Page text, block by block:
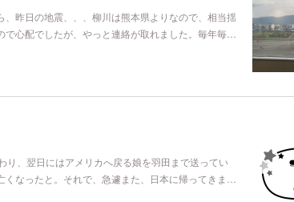
昨日の地震、、、柳川は熊本県よりなので、相当揺
心配でしたが、やっと連絡が取れました。毎年毎…
、翌日にはアメリカへ戻る娘を羽田まで送ってい
なったと。それで、急遽また、日本に帰ってきま…